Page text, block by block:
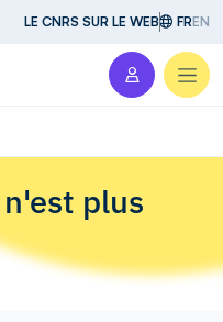
LE CNRS SUR LE WEB FREN
plus